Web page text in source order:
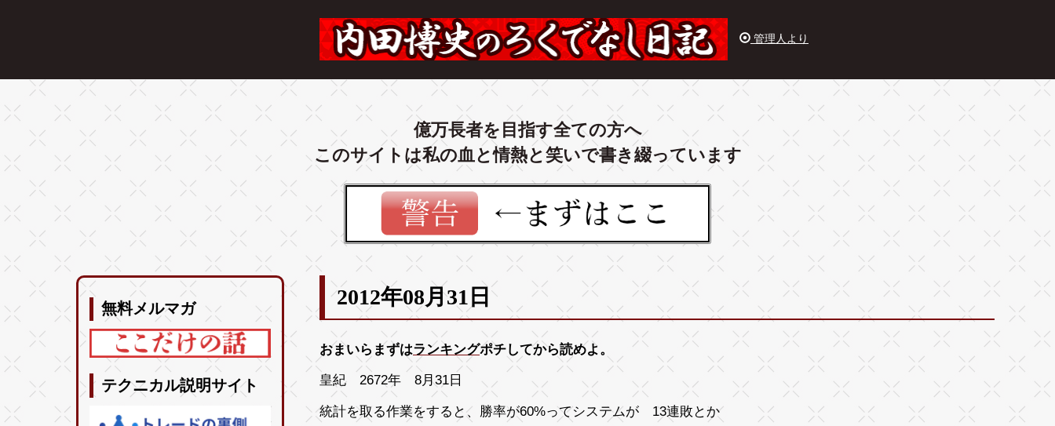
管理人より
億万長者を目指す全ての方へ
このサイトは私の血と情熱と笑いで書き綴っています
無料メルマガ
テクニカル説明サイト
2012年08月31日
おまいらまずはランキングポチしてから読めよ。
皇紀 2672年 8月31日
統計を取る作業をすると、勝率が60%ってシステムが 13連敗とか